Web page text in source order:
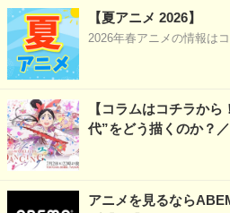
【夏アニメ 2026】
2026年春アニメの情報はコ
【コラムはコチラか
代”をどう描くのか？
アニメを見るなら